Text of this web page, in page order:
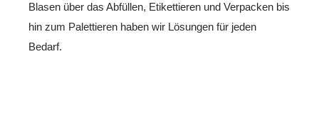
Blasen über das Abfüllen, Etikettieren und Verpacken bis
hin zum Palettieren haben wir Lösungen für jeden
Bedarf.